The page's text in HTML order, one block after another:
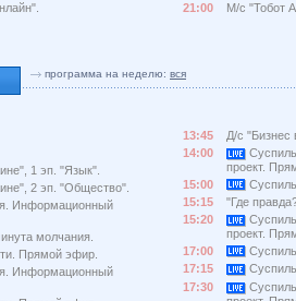
21:00
М/с "Тобот
программа на неделю: вся
1 эп. "Язык".
2 эп. "Общество".
Информационный
молчания.
Прямой эфир.
Информационный
13:45
Д/с "Бизнес
14:00
проект.
15:00
15:15
"Где
15:20
проект.
17:00
17:15
17:30